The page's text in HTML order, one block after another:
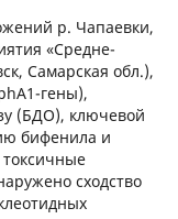
р. Чапаевки,
«Средне-
Самарская обл.),
гены),
(БДО), ключевой
бифенила и
сходство